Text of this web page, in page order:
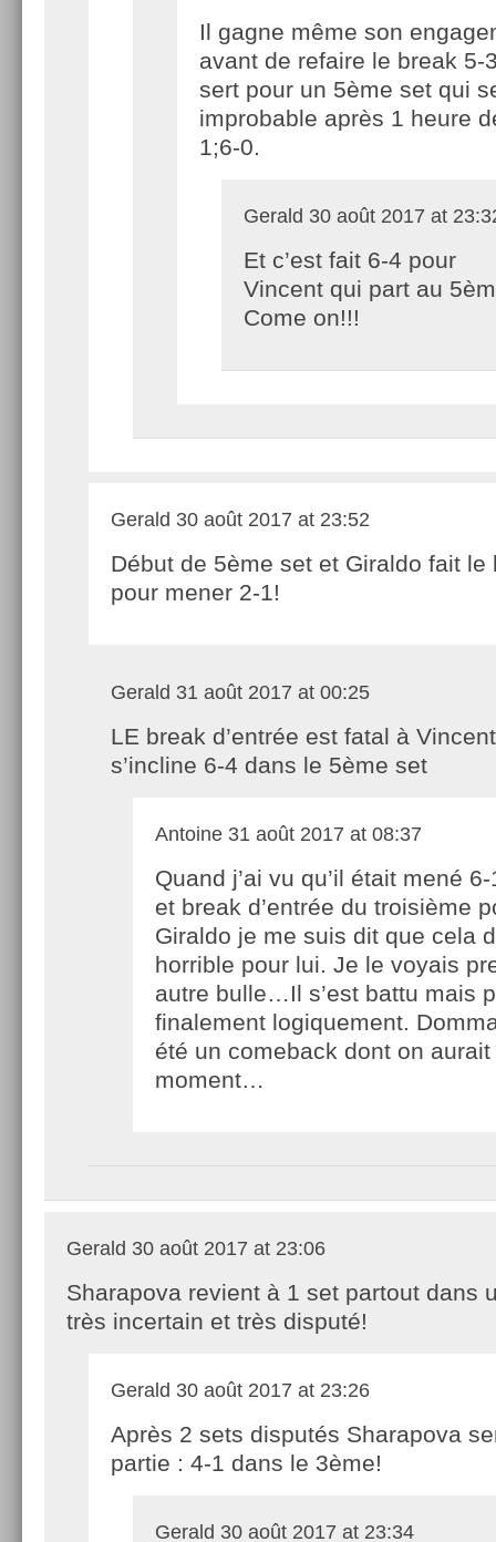
Il gagne même son
avant de refaire le break 5-
sert pour un 5ème set qui
improbable après 1 heure
1;6-0.
Gerald 30 août 2017 at
Et c’est fait 6-4 pour
Vincent qui part au
Come on!!!
Gerald 30 août 2017 at 23:52
Début de 5ème set et Giraldo fait le
pour mener 2-1!
Gerald 31 août 2017 at 00:25
LE break d’entrée est fatal à
s’incline 6-4 dans le 5ème set
Antoine 31 août 2017 at 08:37
Quand j’ai vu qu’il était mené
et break d’entrée du troisième
Giraldo je me suis dit que cela
horrible pour lui. Je le voyais
autre bulle…Il s’est battu mais
finalement logiquement.
été un comeback dont on
moment…
Gerald 30 août 2017 at 23:06
Sharapova revient à 1 set partout dans
très incertain et très disputé!
Gerald 30 août 2017 at 23:26
Après 2 sets disputés Sharapova
partie : 4-1 dans le 3ème!
Gerald 30 août 2017 at 23:34